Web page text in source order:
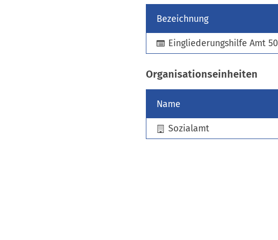
Bezeichnung
Eingliederungshilfe Amt 50
Organisationseinheiten
Name
Sozialamt